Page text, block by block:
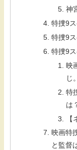
神
特捜9
特捜9ス
特捜9
映
じ。
特
は
映画特
と監督